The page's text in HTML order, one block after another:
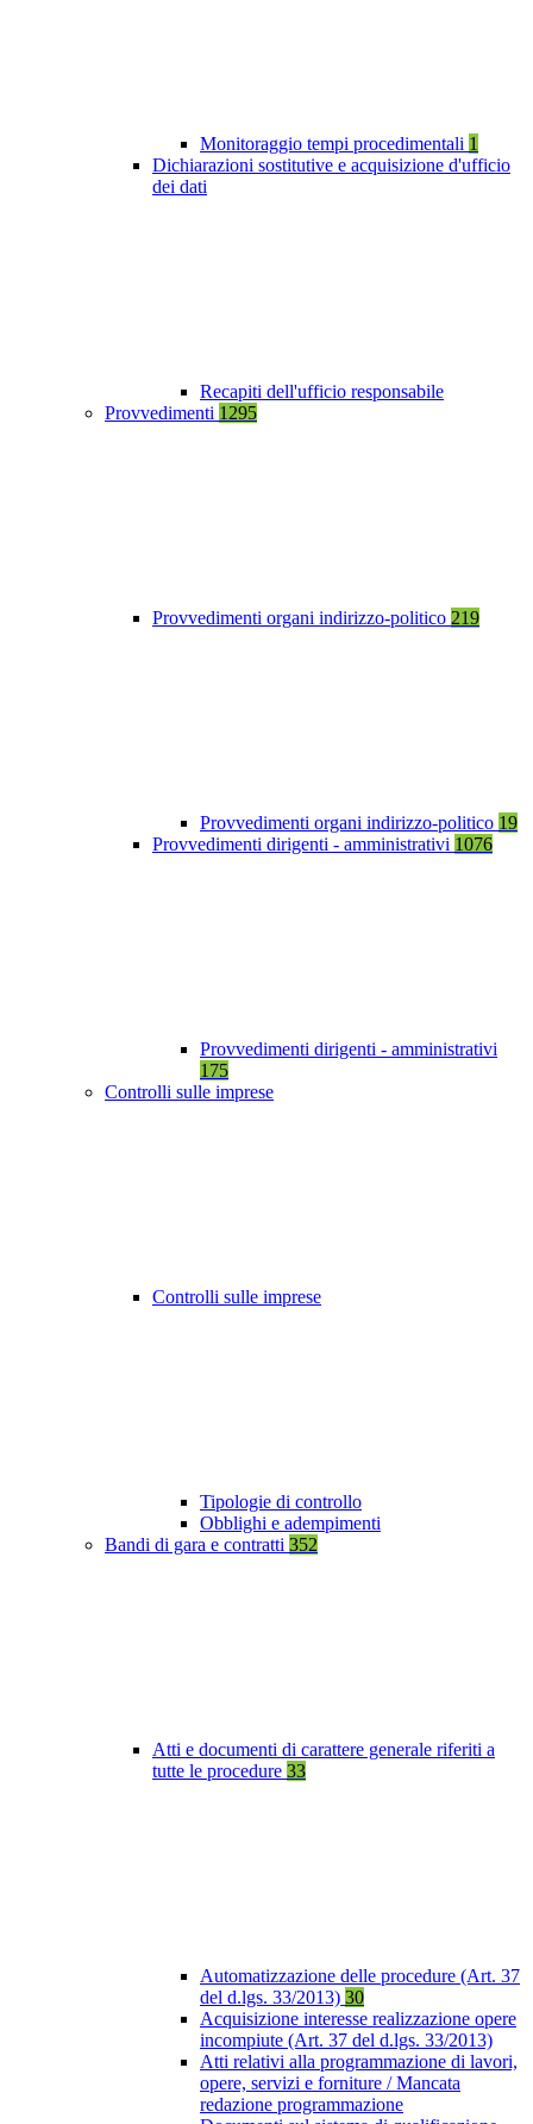
Monitoraggio tempi procedimentali 1
Dichiarazioni sostitutive e acquisizione d'ufficio
dei dati
Recapiti dell'ufficio responsabile
Provvedimenti 1295
Provvedimenti organi indirizzo-politico 219
Provvedimenti organi indirizzo-politico 19
Provvedimenti dirigenti - amministrativi 1076
Provvedimenti dirigenti - amministrativi
175
Controlli sulle imprese
Controlli sulle imprese
Tipologie di controllo
Obblighi e adempimenti
Bandi di gara e contratti 352
Atti e documenti di carattere generale riferiti a
tutte le procedure 33
Automatizzazione delle procedure (Art. 37
del d.lgs. 33/2013) 30
Acquisizione interesse realizzazione opere
incompiute (Art. 37 del d.lgs. 33/2013)
Atti relativi alla programmazione di lavori,
opere, servizi e forniture / Mancata
redazione programmazione